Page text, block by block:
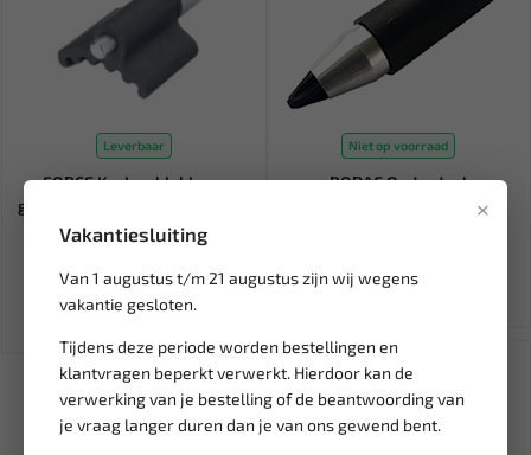
×
Vakantiesluiting
Van 1 augustus t/m 21 augustus zijn wij wegens
vakantie gesloten.
Tijdens deze periode worden bestellingen en
klantvragen beperkt verwerkt. Hierdoor kan de
verwerking van je bestelling of de beantwoording van
je vraag langer duren dan je van ons gewend bent.
Leverbaar
FORCE Krukas blokkeer
gereedschap VAG 1.9 en 2.0 T...
Ex. btw: € 12,92
Niet op voorraad
RODAC Onderdeel
geluidsdemper 53mm
Ex. btw: € 17,90
SALE!